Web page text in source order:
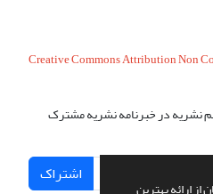
ارائه بهترین
Creative Commons Attribution Non
نشریه در خبرنامه نشریه مشترک
اشتراک